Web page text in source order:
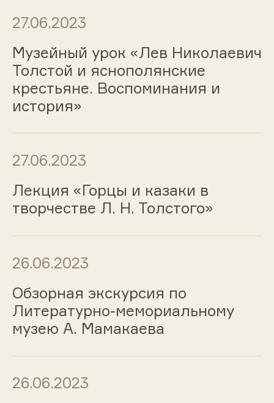
27.06.2023
Музейный урок «Лев Николаевич
Толстой и яснополянские
крестьяне. Воспоминания и
история»
27.06.2023
Лекция «Горцы и казаки в
творчестве Л. Н. Толстого»
26.06.2023
Обзорная экскурсия по
Литературно-мемориальному
музею А. Мамакаева
26.06.2023